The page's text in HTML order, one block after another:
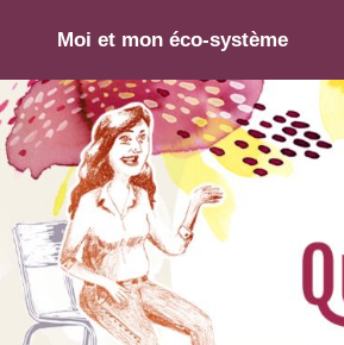
Moi et mon éco-système